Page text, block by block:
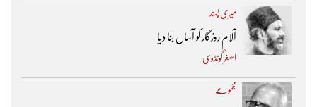
میری پسند
آلام روزگار کو آساں بنا دیا
اصغر گونڈوی
مجموعے